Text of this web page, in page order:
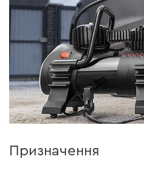
Призначення